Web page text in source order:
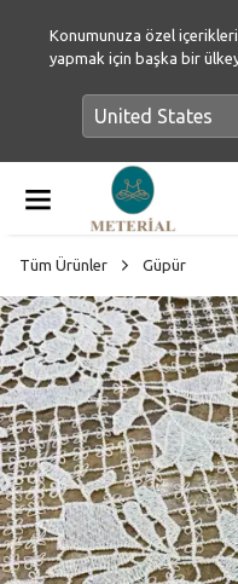
Konumunuza özel
yapmak için başka bir
Tüm Ürünler Güpür